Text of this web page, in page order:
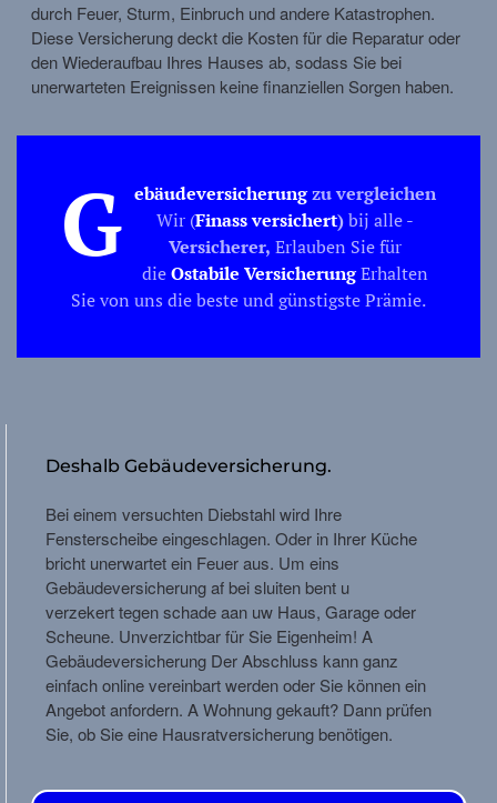
durch Feuer, Sturm, Einbruch und andere Katastrophen.
Diese Versicherung deckt die Kosten für die Reparatur oder
den Wiederaufbau Ihres Hauses ab, sodass Sie bei
unerwarteten Ereignissen keine finanziellen Sorgen haben.
G ebäudeversicherung zu vergleichen
Wir (Finass versichert)bij alle -
Versicherer, Erlauben Sie für
dieOstabile Versicherung Erhalten
Sie von uns die beste und günstigste Prämie.
Deshalb Gebäudeversicherung.
Bei einem versuchten Diebstahl wird Ihre
Fensterscheibe eingeschlagen. Oder in Ihrer Küche
bricht unerwartet ein Feuer aus. Um eins
Gebäudeversicherungaf bei sluiten bent u
verzekert tegen schade aan uw Haus, Garageoder
Scheune. Unverzichtbar für Sie Eigenheim! A
Gebäudeversicherung Der Abschluss kann ganz
einfach online vereinbart werden oder Sie können ein
Angebot anfordern. AWohnunggekauft? Dann prüfen
Sie, ob Sie eine Hausratversicherung benötigen.